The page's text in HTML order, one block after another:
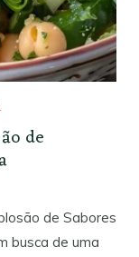
de
de Sabores
busca de uma